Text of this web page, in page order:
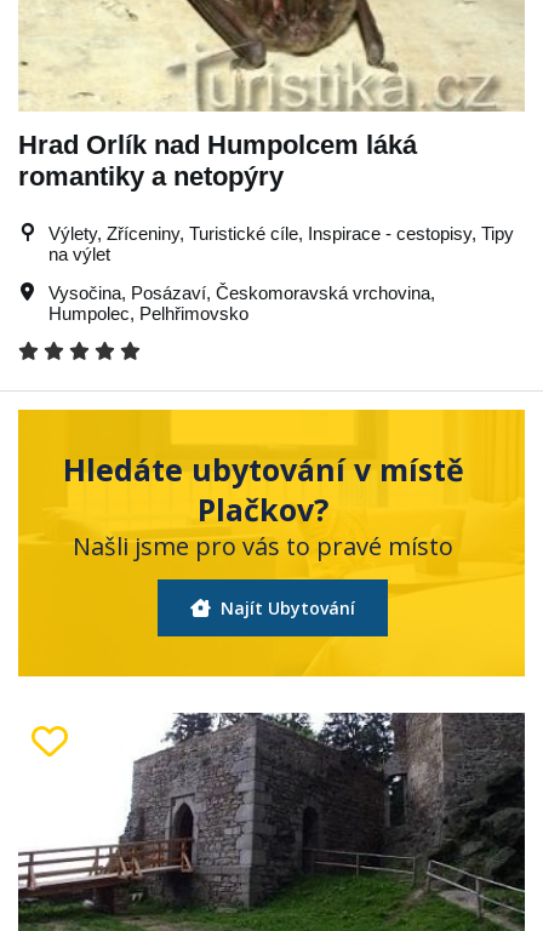
Hrad Orlík nad Humpolcem láká
romantiky a netopýry
Výlety, Zříceniny, Turistické cíle, Inspirace - cestopisy, Tipy
na výlet
Vysočina, Posázaví, Českomoravská vrchovina,
Humpolec, Pelhřimovsko
Hledáte ubytování v místě
Plačkov?
Našli jsme pro vás to pravé místo
Najít Ubytování